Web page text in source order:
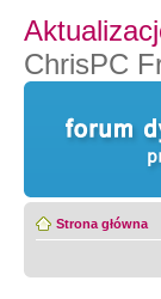
ChrisPC
Strona główna